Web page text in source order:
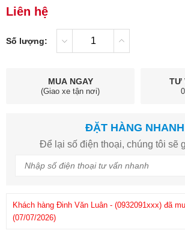
Liên hệ
Số lượng:
MUA NGAY
(Giao xe tận nơi)
TƯ
ĐẶT HÀNG NHANH
Để lại số điện thoại, chúng tôi sẽ
(07/07/2026)
Khách hàng
(0908286xxx)
đã mua 1
(25/06/2026)